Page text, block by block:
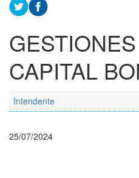
CAPITAL
Intendente
25/07/2024